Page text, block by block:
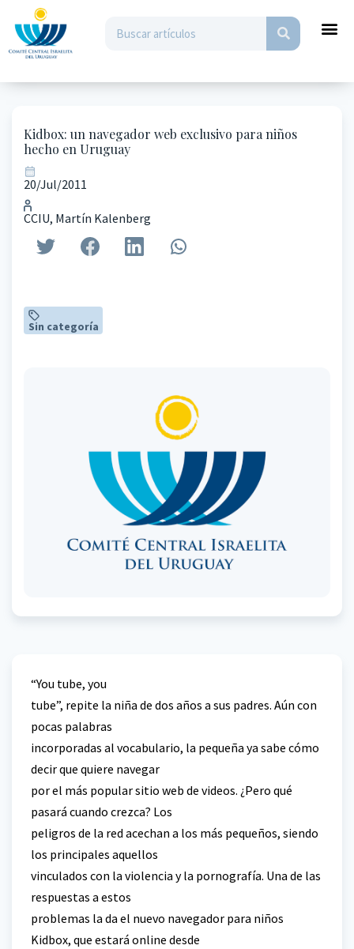
Kidbox: un navegador web exclusivo para niños
hecho en Uruguay
20/Jul/2011
CCIU, Martín Kalenberg
Sin categoría
“You tube, you
tube”, repite la niña de dos años a sus padres. Aún con
pocas palabras
incorporadas al vocabulario, la pequeña ya sabe cómo
decir que quiere navegar
por el más popular sitio web de videos. ¿Pero qué
pasará cuando crezca? Los
peligros de la red acechan a los más pequeños, siendo
los principales aquellos
vinculados con la violencia y la pornografía. Una de las
respuestas a estos
problemas la da el nuevo navegador para niños
Kidbox, que estará online desde